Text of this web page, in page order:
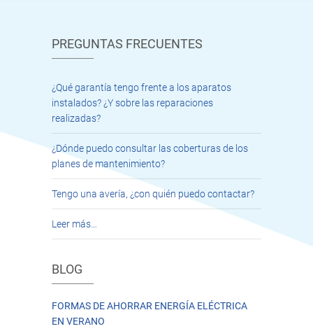
PREGUNTAS FRECUENTES
¿Qué garantía tengo frente a los aparatos
instalados? ¿Y sobre las reparaciones
realizadas?
¿Dónde puedo consultar las coberturas de los
planes de mantenimiento?
Tengo una avería, ¿con quién puedo contactar?
Leer más…
BLOG
FORMAS DE AHORRAR ENERGÍA ELÉCTRICA
EN VERANO